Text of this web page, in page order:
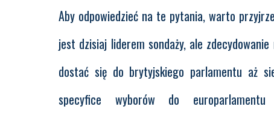
Aby odpowiedzieć na te pytania, warto
jest dzisiaj liderem sondaży, ale
dostać się do brytyjskiego parlamentu aż
specyfice wyborów do